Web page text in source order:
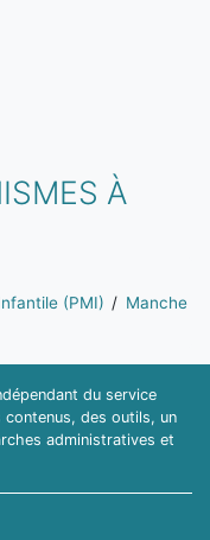
À
(PMI)
Manche
du service
des outils, un
administratives et